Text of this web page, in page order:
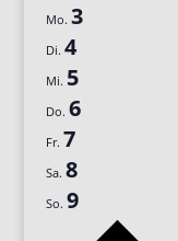
Mo. 3
Di. 4
Mi. 5
Do. 6
Fr. 7
Sa. 8
So. 9
Nächste